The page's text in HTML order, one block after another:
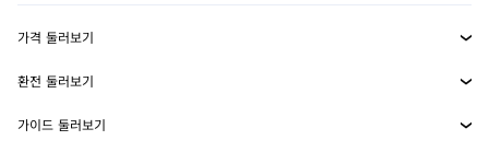
MetaMask Connect
Snaps
보안
가격 둘러보기
이더리움 가격
솔라나 가격
환전 둘러보기
ETH를 USD로 환전
가이드 둘러보기